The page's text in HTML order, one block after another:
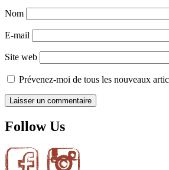
Nom
E-mail
Site web
Prévenez-moi de tous les nouveaux
Follow Us